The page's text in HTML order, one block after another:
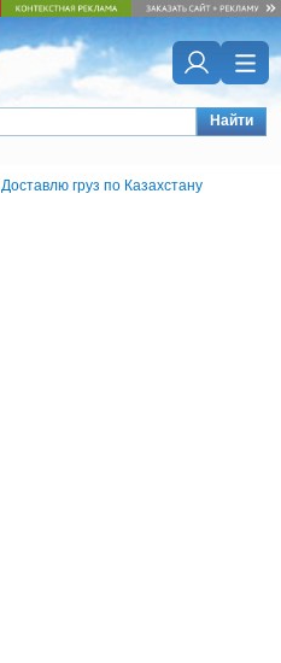
Найти
Доставлю груз по Казахстану